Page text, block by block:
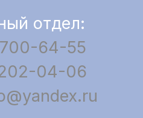
отдел:
64-55
04-06